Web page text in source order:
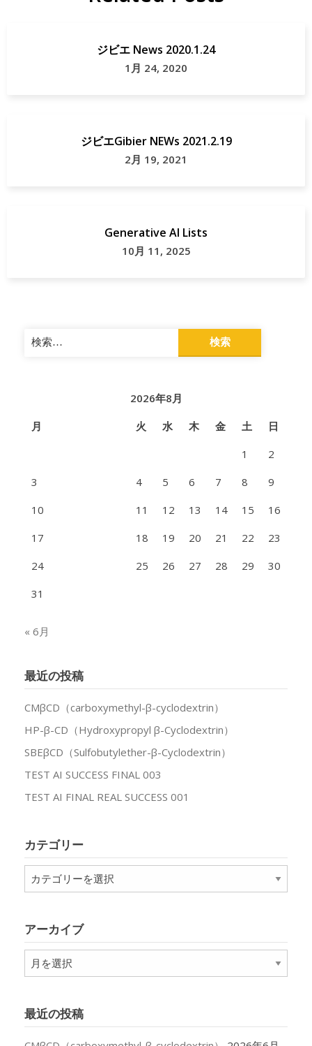
ジビエ News 2020.1.24
1月 24, 2020
ジビエGibier NEWs 2021.2.19
2月 19, 2021
Generative AI Lists
10月 11, 2025
検
索:
2026年8月
月
火 水 木 金 土
日
1
2
3
4 5 6 7 8
9
10
11 12 13 14 15
16
17
18 19 20 21 22
23
24
25 26 27 28 29
30
31
« 6月
最近の投稿
CMβCD（carboxymethyl-β-cyclodextrin）
HP-β-CD（Hydroxypropyl β-Cyclodextrin）
SBEβCD（Sulfobutylether-β-Cyclodextrin）
TEST AI SUCCESS FINAL 003
TEST AI FINAL REAL SUCCESS 001
カテゴリー
テ
ー
アーカイブ
ア
ー
ブ
最近の投稿